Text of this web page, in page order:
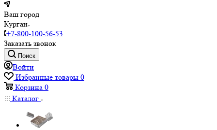
Ваш город
Курган
+7-800-100-56-53
Заказать звонок
Поиск
Войти
Избранные товары 0
Корзина 0
Каталог